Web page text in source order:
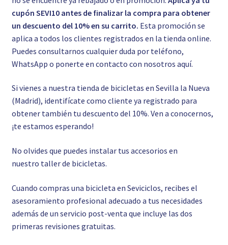
cupón SEVI10 antes de finalizar la compra para obtener
un descuento del 10% en su carrito. Esta promoción se
aplica a todos los clientes registrados en la tienda online.
Puedes consultarnos cualquier duda por teléfono,
WhatsApp o ponerte en contacto con nosotros aquí.
Si vienes a nuestra tienda de bicicletas en Sevilla la Nueva
(Madrid), identifícate como cliente ya registrado para
obtener también tu descuento del 10%. Ven a conocernos,
¡te estamos esperando!
No olvides que puedes instalar tus accesorios en
nuestro taller de bicicletas.
Cuando compras una bicicleta en Seviciclos, recibes el
asesoramiento profesional adecuado a tus necesidades
además de un servicio post-venta que incluye las dos
primeras revisiones gratuitas.